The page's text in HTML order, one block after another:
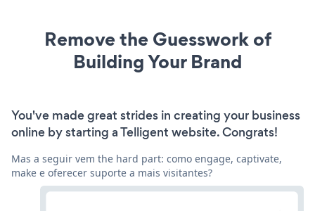
Remove the Guesswork of
Building Your Brand
You've made great strides in creating your business
online by starting a Telligent website. Congrats!
Mas a seguir vem the hard part: como engage, captivate,
make e oferecer suporte a mais visitantes?